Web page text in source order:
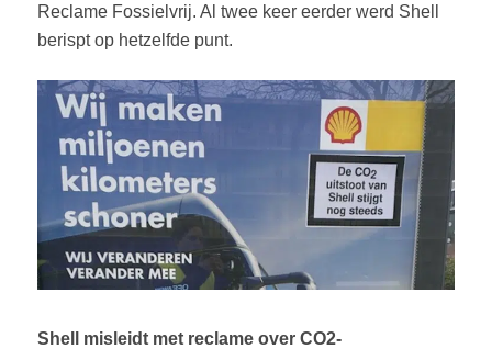
Reclame Fossielvrij. Al twee keer eerder werd Shell
berispt op hetzelfde punt.
Shell misleidt met reclame over CO2-